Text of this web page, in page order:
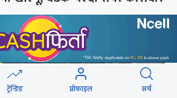
ट्रेन्डिङ प्रोफाइल सर्च